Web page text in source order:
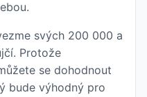
svých 200 000 a
Protože
se dohodnout
bude výhodný pro